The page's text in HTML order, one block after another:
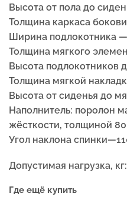
Высота от пола до
Толщина каркаса
Ширина подлокотника
Толщина мягкого
Высота подлокотников
Толщина мягкой
Высота от сиденья до
Наполнитель: поролон
жёсткости, толщиной
Угол наклона
Допустимая нагрузка,
Где ещё купить